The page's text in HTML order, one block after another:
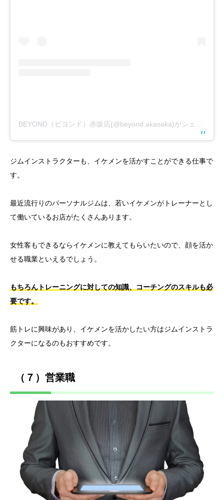
ジムインストラクターも、イケメンを活かすことができる仕事で
す。
最近流行りのパーソナルジムは、若いイケメンがトレーナーとし
て働いているお店がたくさんあります。
女性客もできるならイケメンに教えてもらいたいので、顔を活か
せる職業といえるでしょう。
もちろんトレーニングに対しての知識、コーチングのスキルも必
要です。
筋トレに興味があり、イケメンを活かしたい方はジムインストラ
クターになるのもおすすめです。
（７）営業職